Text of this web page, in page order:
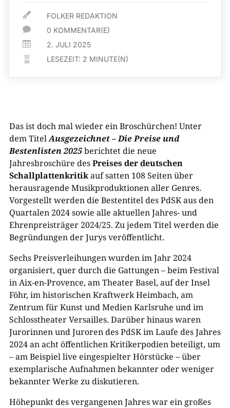
 FOLKER REDAKTION
 0 KOMMENTAR(E)
 2. JULI 2025
 LESEZEIT: 2 MINUTE(N)
Das ist doch mal wieder ein Broschürchen! Unter
dem TitelAusgezeichnet – Die Preise und
Bestenlisten 2025berichtet die neue
Jahresbroschüre desPreises der deutschen
Schallplattenkritikauf satten 108 Seiten über
herausragende Musikproduktionen aller Genres.
Vorgestellt werden die Bestentitel des PdSK aus den
Quartalen 2024 sowie alle aktuellen Jahres- und
Ehrenpreisträger 2024/25. Zu jedem Titel werden die
Begründungen der Jurys veröffentlicht.
Sechs Preisverleihungen wurden im Jahr 2024
organisiert, quer durch die Gattungen – beim Festival
in Aix-en-Provence, am Theater Basel, auf der Insel
Föhr, im historischen Kraftwerk Heimbach, am
Zentrum für Kunst und Medien Karlsruhe und im
Schlosstheater Versailles. Darüber hinaus waren
Jurorinnen und Juroren des PdSK im Laufe des Jahres
2024 an acht öffentlichen Kritikerpodien beteiligt, um
– am Beispiel live eingespielter Hörstücke – über
exemplarische Aufnahmen bekannter oder weniger
bekannter Werke zu diskutieren.
Höhepunkt des vergangenen Jahres war ein großes